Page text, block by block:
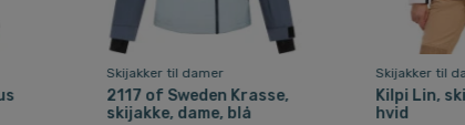
Skijakker til damer
2117 of Sweden Krasse,
skijakke, dame, blå
Skijakker til
Kilpi Lin,
hvid